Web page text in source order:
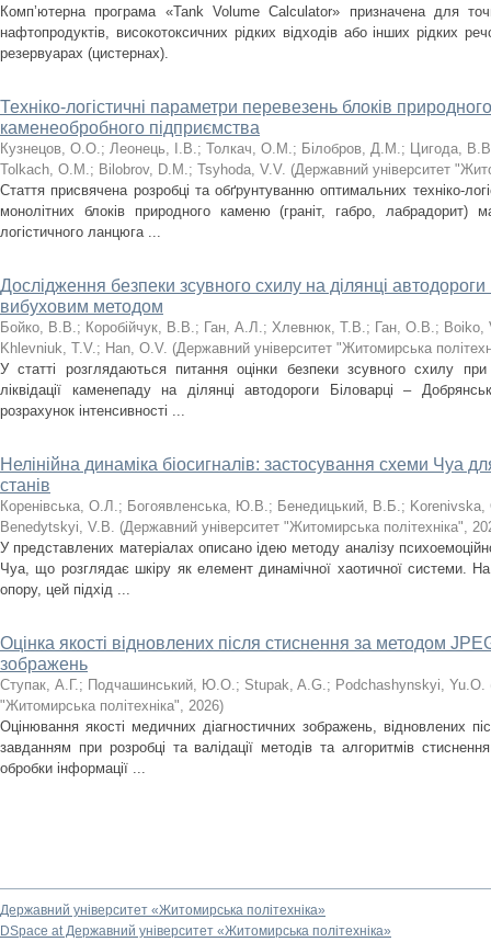
Комп’ютерна програма «Tank Volume Calculator» призначена для
нафтопродуктів, високотоксичних рідких відходів або інших рідких
резервуарах (цистернах).
Техніко-логістичні параметри перевезень блоків
каменеобробного підприємства
Кузнецов, О.О.; Леонець, І.В.; Толкач, О.М.; Білобров, Д.М.; Цигода,
Tolkach, O.M.; Bilobrov, D.M.; Tsyhoda, V.V. (Державний університет
Стаття присвячена розробці та обґрунтуванню оптимальних техніко-
монолітних блоків природного каменю (граніт, габро,
логістичного ланцюга ...
Дослідження безпеки зсувного схилу на ділянці автодороги
вибуховим методом
Бойко, В.В.; Коробійчук, В.В.; Ган, А.Л.; Хлевнюк, Т.В.; Ган, О.В.; Boiko,
Khlevniuk, T.V.; Han, O.V. (Державний університет "Житомирська
У статті розглядаються питання оцінки безпеки зсувного схилу
ліквідації каменепаду на ділянці автодороги Біловарці –
розрахунок інтенсивності ...
Нелінійна динаміка біосигналів: застосування схеми Чуа
станів
Коренівська, О.Л.; Богоявленська, Ю.В.; Бенедицький, В.Б.; Korenivska,
Benedytskyi, V.B. (Державний університет "Житомирська політехніка",
У представлених матеріалах описано ідею методу аналізу
Чуа, що розглядає шкіру як елемент динамічної хаотичної системи. На
опору, цей підхід ...
Оцінка якості відновлених після стиснення за методом
зображень
Ступак, А.Г.; Подчашинський, Ю.О.; Stupak, A.G.; Podchashynskyi, Yu.O.
"Житомирська політехніка", 2026)
Оцінювання якості медичних діагностичних зображень, відновлених
завданням при розробці та валідації методів та алгоритмів
обробки інформації ...
Державний університет «Житомирська політехніка»
DSpace at Державний університет «Житомирська політехніка»